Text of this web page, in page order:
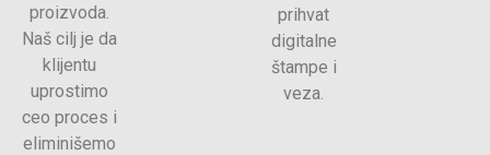
proizvoda.
Naš cilj je da
klijentu
uprostimo
ceo proces i
eliminišemo
prihvat
digitalne
štampe i
veza.